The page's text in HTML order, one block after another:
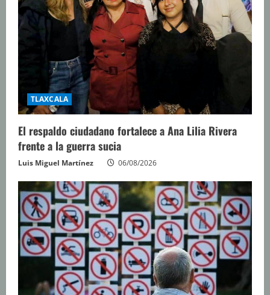
TLAXCALA
El respaldo ciudadano fortalece a Ana Lilia Rivera
frente a la guerra sucia
Luis Miguel Martínez 06/08/2026